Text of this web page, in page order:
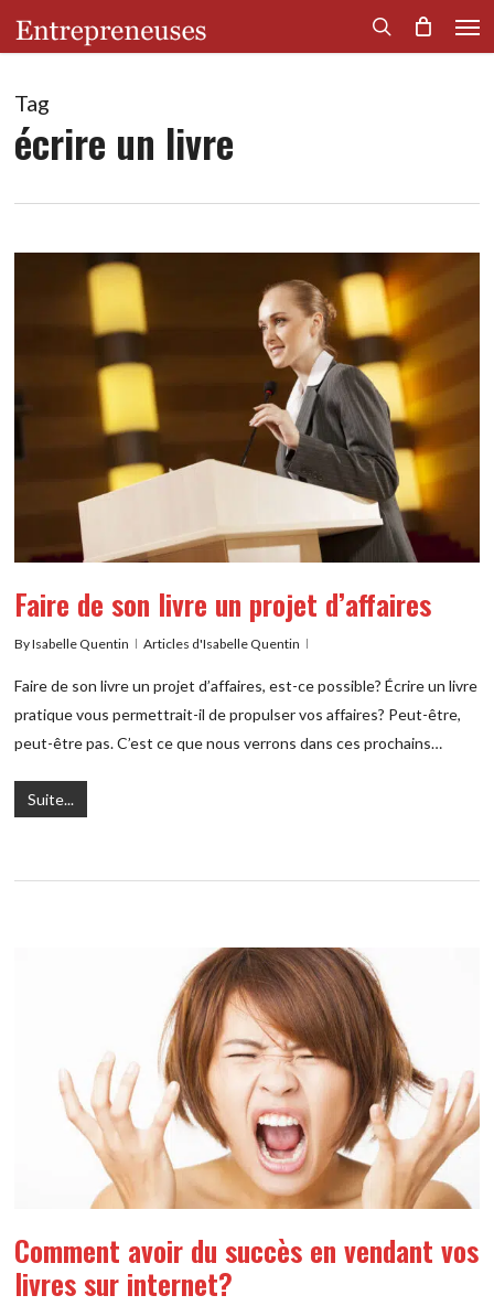
content
search
Tag
écrire un livre
Faire de son livre un projet d’affaires
ByIsabelle Quentin Articles d'Isabelle Quentin
Faire de son livre un projet d’affaires, est-ce possible? Écrire un livre
pratique vous permettrait-il de propulser vos affaires? Peut-être,
peut-être pas. C’est ce que nous verrons dans ces prochains…
Suite...
Comment avoir du succès en vendant vos
livres sur internet?